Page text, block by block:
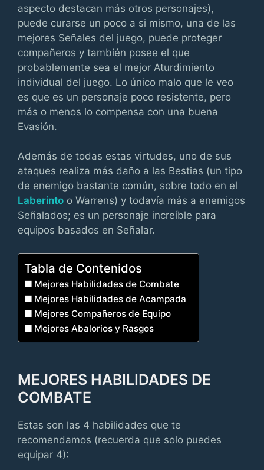
aspecto destacan más otros personajes),
puede curarse un poco a si mismo, una de las
mejores Señales del juego, puede proteger
compañeros y también posee el que
probablemente sea el mejor Aturdimiento
individual del juego. Lo único malo que le veo
es que es un personaje poco resistente, pero
más o menos lo compensa con una buena
Evasión.
Además de todas estas virtudes, uno de sus
ataques realiza más daño a las Bestias (un tipo
de enemigo bastante común, sobre todo en el
Laberinto o Warrens) y todavía más a enemigos
Señalados; es un personaje increíble para
equipos basados en Señalar.
Tabla de Contenidos
Mejores Habilidades de Combate
Mejores Habilidades de Acampada
Mejores Compañeros de Equipo
Mejores Abalorios y Rasgos
MEJORES HABILIDADES DE
COMBATE
Estas son las 4 habilidades que te
recomendamos (recuerda que solo puedes
equipar 4):